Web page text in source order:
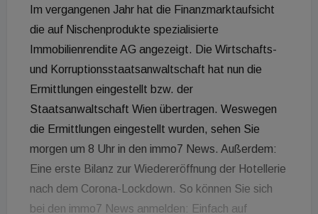
Im vergangenen Jahr hat die Finanzmarktaufsicht
die auf Nischenprodukte spezialisierte
Immobilienrendite AG angezeigt. Die Wirtschafts-
und Korruptionsstaatsanwaltschaft hat nun die
Ermittlungen eingestellt bzw. der
Staatsanwaltschaft Wien übertragen. Weswegen
die Ermittlungen eingestellt wurden, sehen Sie
morgen um 8 Uhr in den immo7 News. Außerdem:
Eine erste Bilanz zur Wiedereröffnung der Hotellerie
nach dem Corona-Lockdown. So können Sie sich
bei den immo7 News anmelden: Einfach auf